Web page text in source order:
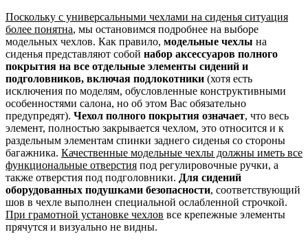
Поскольку с универсальными чехлами на сиденья ситуация
более понятна, мы остановимся подробнее на выборе
модельных чехлов. Как правило, модельные чехлы на
сиденья представляют собой набор аксессуаров полного
покрытия на все отдельные элементы сидений и
подголовников, включая подлокотники (хотя есть
исключения по моделям, обусловленные конструктивными
особенностями салона, но об этом Вас обязательно
предупредят). Чехол полного покрытия означает, что весь
элемент, полностью закрывается чехлом, это относится и к
раздельным элементам спинки заднего сиденья со стороны
багажника. Качественные модельные чехлы должны иметь все
функциональные отверстия под регулировочные ручки, а
также отверстия под подголовники. Для сидений
оборудованных подушками безопасности, соответствующий
шов в чехле выполнен специальной ослабленной строчкой.
При грамотной установке чехлов все крепежные элементы
прячутся и визуально не видны.